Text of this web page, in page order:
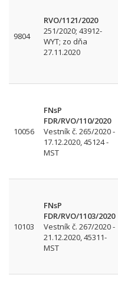
9804
RVO/1121/2020
251/2020; 43912-
WYT; zo dňa
27.11.2020
10056
FNsP
FDR/RVO/110/2020
Vestník č. 265/2020 -
17.12.2020, 45124 -
MST
10103
FNsP
FDR/RVO/1103/2020
Vestník č. 267/2020 -
21.12.2020, 45311-
MST